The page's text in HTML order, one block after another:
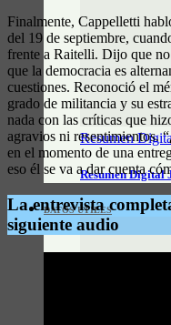
Resumen
Resumen Digital
DATOS ÚTILES
Finalmente, Cappelletti
del 19 de septiembre,
frente a Raitelli. Dijo que
que la democracia es
cuestiones. Reconoció el
grado de militancia y su
nada con las críticas que
agravios ni resentimientos.
en el momento de una
eso él se va a dar cuenta
La entrevista
siguiente audio